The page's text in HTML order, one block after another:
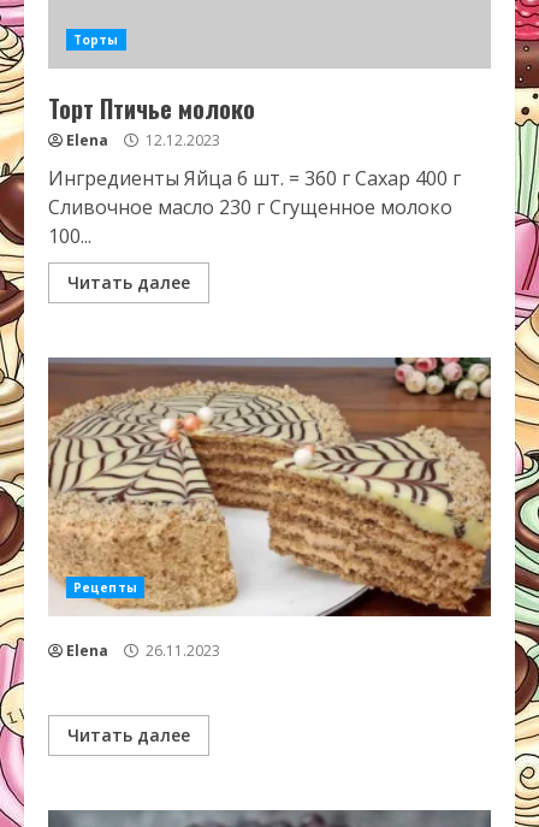
Торты
Торт Птичье молоко
Elena 12.12.2023
Ингредиенты Яйца 6 шт. = 360 г Сахар 400 г
Сливочное масло 230 г Сгущенное молоко
100...
Читать далее
Рецепты
Elena 26.11.2023
Читать далее